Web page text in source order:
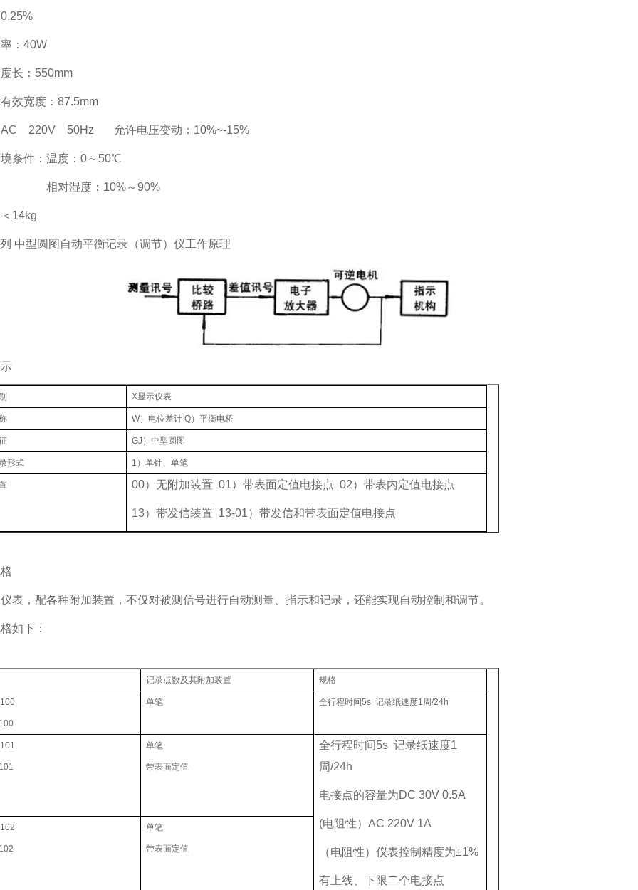
：40W
长：550mm
效宽度：87.5mm
AC 220V 50Hz 允许电压变动：10%~-15%
条件：温度：0～50℃
湿度：10%～90%
14kg
中型圆图自动平衡记录（调节）仪工作原理
X显示仪表
W）电位差计 Q）平衡电桥
GJ）中型圆图
形式 1）单针、单笔
00）无附加装置 01）带表面定值电接点 02）带表内定值电接点
13）带发信装置 13-01）带发信和带表面定值电接点
表，配各种附加装置，不仅对被测信号进行自动测量、指示和记录，还能实现自动控制和调节。
如下：
记录点数及其附加装置 规格
单笔 全行程时间5s 记录纸速度1周/24h
单笔
带表面定值
全行程时间5s 记录纸速度1
周/24h
电接点的容量为DC 30V 0.5A
(电阻性）AC 220V 1A
（电阻性）仪表控制精度为±1%
有上线、下限二个电接点
单笔
带表面定值